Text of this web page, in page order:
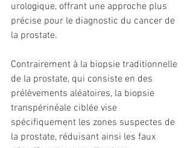
urologique, offrant une approche plus
précise pour le diagnostic du cancer de
la prostate.
Contrairement à la biopsie traditionnelle
de la prostate, qui consiste en des
prélèvements aléatoires, la biopsie
transpérinéale ciblée vise
spécifiquement les zones suspectes de
la prostate, réduisant ainsi les faux